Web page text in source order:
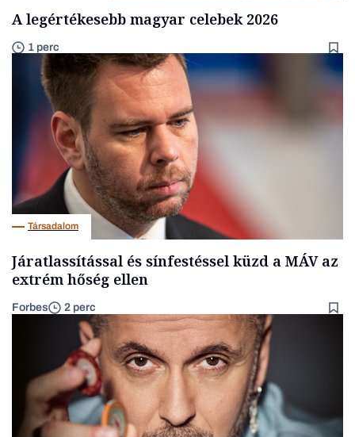
A legértékesebb magyar celebek 2026
1 perc
Társadalom
Járatlassítással és sínfestéssel küzd a MÁV az
extrém hőség ellen
Forbes 2 perc